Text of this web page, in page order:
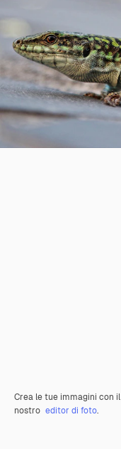
Crea le tue immagini con il
nostro editor di foto.